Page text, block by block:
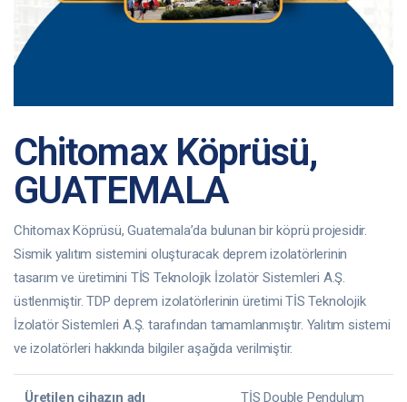
Chitomax Köprüsü,
GUATEMALA
Chitomax Köprüsü, Guatemala’da bulunan bir köprü projesidir.
Sismik yalıtım sistemini oluşturacak deprem izolatörlerinin
tasarım ve üretimini TİS Teknolojik İzolatör Sistemleri A.Ş.
üstlenmiştir. TDP deprem izolatörlerinin üretimi TİS Teknolojik
İzolatör Sistemleri A.Ş. tarafından tamamlanmıştır. Yalıtım sistemi
ve izolatörleri hakkında bilgiler aşağıda verilmiştir.
Üretilen cihazın adı
TİS Double Pendulum